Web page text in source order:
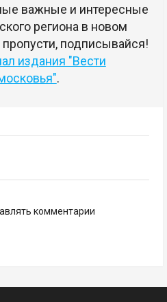
важные и интересные
региона в новом
подписывайся!
издания "Вести
.
комментарии